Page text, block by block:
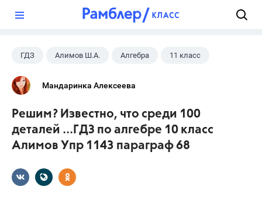
ГДЗ Алимов Ш.А. Алгебра 11 класс
Мандаринка Алексеева
Решим? Известно, что среди 100
деталей ...ГДЗ по алгебре 10 класс
Алимов Упр 1143 параграф 68